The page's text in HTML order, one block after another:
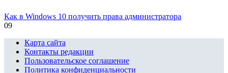
Как в Windows 10 получить права администратора
09
Карта сайта
Контакты редакции
Пользовательское соглашение
Политика конфиденциальности